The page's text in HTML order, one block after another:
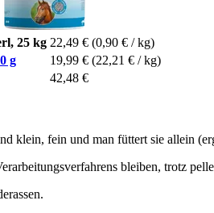
25 kg 22,49 € (0,90 € / kg)
g
19,99 € (22,21 € / kg)
42,48 €
klein, fein und man füttert sie allein
bleiben, trotz